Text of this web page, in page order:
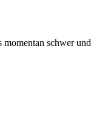
schwer und